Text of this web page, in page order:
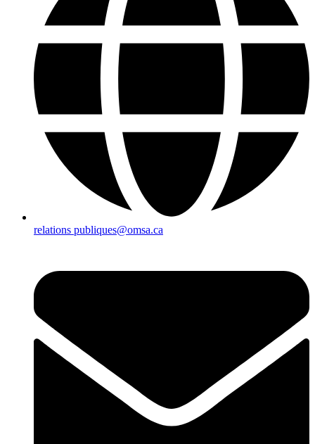
relations publiques@omsa.ca